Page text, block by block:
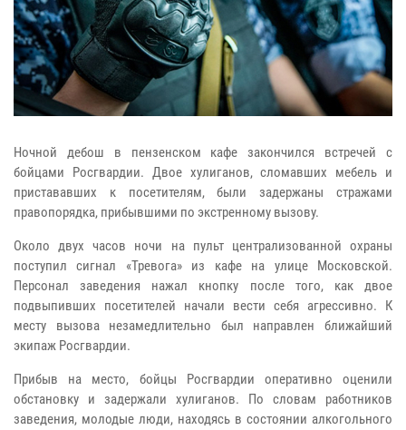
Ночной дебош в пензенском кафе закончился встречей с
бойцами Росгвардии. Двое хулиганов, сломавших мебель и
пристававших к посетителям, были задержаны стражами
правопорядка, прибывшими по экстренному вызову.
Около двух часов ночи на пульт централизованной охраны
поступил сигнал «Тревога» из кафе на улице Московской.
Персонал заведения нажал кнопку после того, как двое
подвыпивших посетителей начали вести себя агрессивно. К
месту вызова незамедлительно был направлен ближайший
экипаж Росгвардии.
Прибыв на место, бойцы Росгвардии оперативно оценили
обстановку и задержали хулиганов. По словам работников
заведения, молодые люди, находясь в состоянии алкогольного